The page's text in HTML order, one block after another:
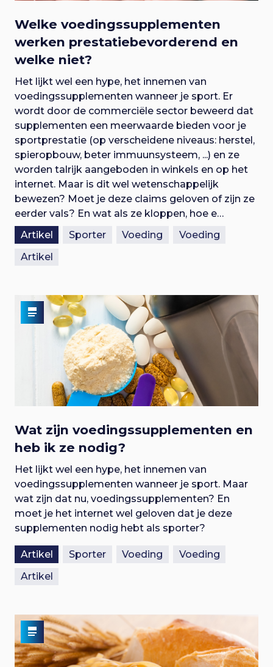
Welke voedingssupplementen
werken prestatiebevorderend en
welke niet?
Het lijkt wel een hype, het innemen van
voedingssupplementen wanneer je sport. Er
wordt door de commerciële sector beweerd dat
supplementen een meerwaarde bieden voor je
sportprestatie (op verscheidene niveaus: herstel,
spieropbouw, beter immuunsysteem, ...) en ze
worden talrijk aangeboden in winkels en op het
internet. Maar is dit wel wetenschappelijk
bewezen? Moet je deze claims geloven of zijn ze
eerder vals? En wat als ze kloppen, hoe e…
Artikel
Sporter Voeding
Voeding
Artikel
Wat zijn voedingssupplementen en
heb ik ze nodig?
Het lijkt wel een hype, het innemen van
voedingssupplementen wanneer je sport. Maar
wat zijn dat nu, voedingssupplementen? En
moet je het internet wel geloven dat je deze
supplementen nodig hebt als sporter?
Artikel Sporter Voeding
Voeding
Artikel